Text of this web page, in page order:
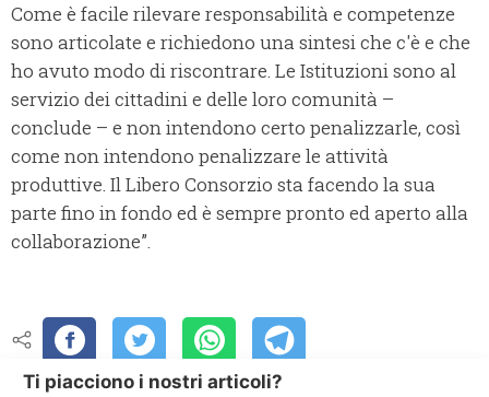
Come è facile rilevare responsabilità e competenze
sono articolate e richiedono una sintesi che c'è e che
ho avuto modo di riscontrare. Le Istituzioni sono al
servizio dei cittadini e delle loro comunità –
conclude – e non intendono certo penalizzarle, così
come non intendono penalizzare le attività
produttive. Il Libero Consorzio sta facendo la sua
parte fino in fondo ed è sempre pronto ed aperto alla
collaborazione”.
Ti piacciono i nostri articoli?